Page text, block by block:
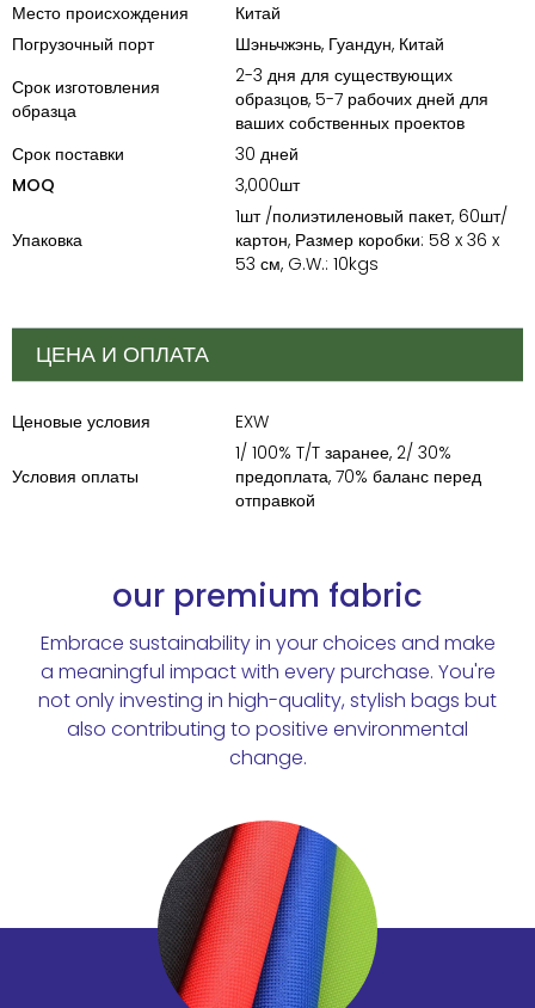
Место происхождения
Китай
Погрузочный порт
Шэньчжэнь, Гуандун, Китай
Срок изготовления
образца
2-3 дня для существующих
образцов, 5-7 рабочих дней для
ваших собственных проектов
Срок поставки
30 дней
MOQ
3,000шт
Упаковка
1шт /полиэтиленовый пакет, 60шт/
картон, Размер коробки: 58 x 36 x
53 см, G.W.: 10kgs
ЦЕНА И ОПЛАТА
Ценовые условия EXW
Условия оплаты
1/ 100% T/T заранее, 2/ 30%
предоплата, 70% баланс перед
отправкой
our premium fabric
Embrace sustainability in your choices and make
a meaningful impact with every purchase. You're
not only investing in high-quality, stylish bags but
also contributing to positive environmental
change.